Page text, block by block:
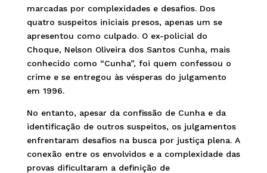
marcadas por complexidades e desafios. Dos
quatro suspeitos iniciais presos, apenas um se
apresentou como culpado. O ex-policial do
Choque, Nelson Oliveira dos Santos Cunha, mais
conhecido como “Cunha”, foi quem confessou o
crime e se entregou às vésperas do julgamento
em 1996.
No entanto, apesar da confissão de Cunha e da
identificação de outros suspeitos, os julgamentos
enfrentaram desafios na busca por justiça plena. A
conexão entre os envolvidos e a complexidade das
provas dificultaram a definição de